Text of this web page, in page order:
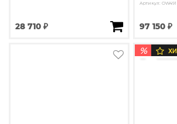
28 710 ₽
Артикул: OW491
97 150 ₽
%